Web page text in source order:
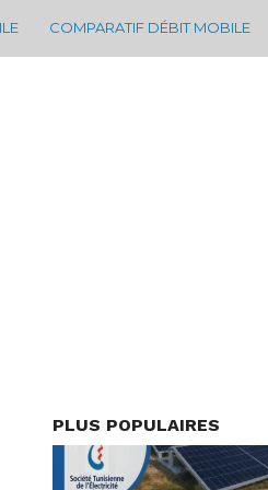
COMPARATIF DÉBIT MOBILE
PLUS POPULAIRES